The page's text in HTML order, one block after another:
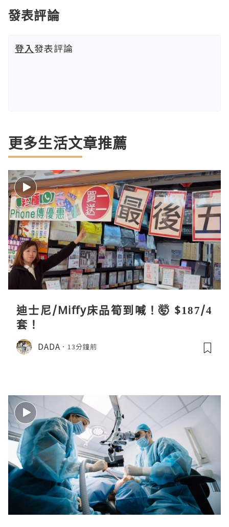
發表評論
登入發表評論
更多生活文章推薦
迪士尼/Miffy床品筍到喊！🤯 $187/4
套！
DADA 13分鐘前